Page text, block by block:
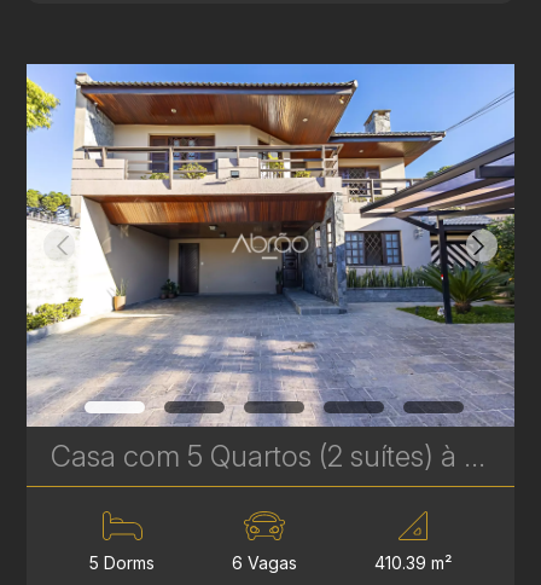
Casa com 5 Quartos (2 suítes) à Venda no Jardim Social em Curitiba – com Piscina e churrasqueira | Ref. 1747
5 Dorms 6 Vagas 410.39 m²